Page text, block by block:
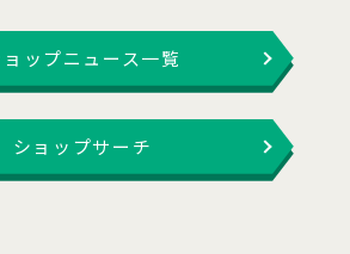
ップニュース一覧
ショップサーチ